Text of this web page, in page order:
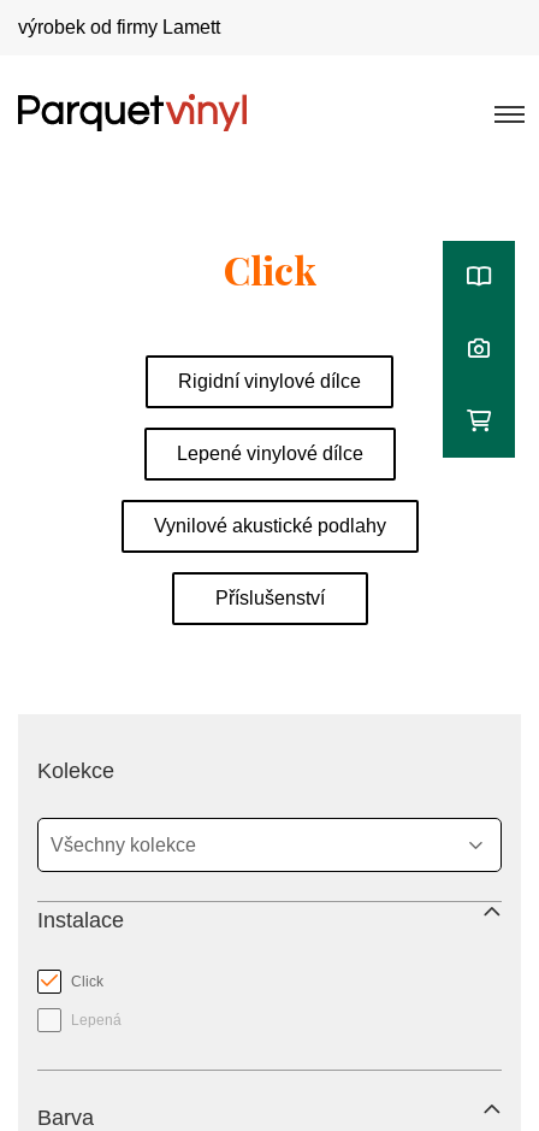
výrobek od firmy Lamett
Click
Rigidní vinylové dílce
Lepené vinylové dílce
Vynilové akustické podlahy
Příslušenství
filter
Kolekce
Instalace
Click
Lepená
Barva